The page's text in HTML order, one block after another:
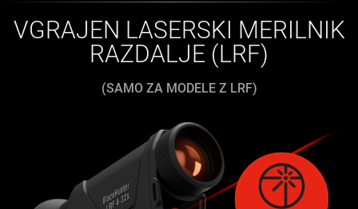
VGRAJEN LASERSKI MERILNIK
RAZDALJE (LRF)
(SAMO ZA MODELE Z LRF)